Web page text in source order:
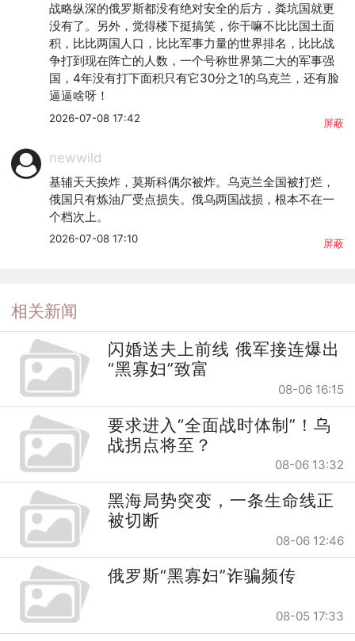
战略纵深的俄罗斯都没有绝对安全的后方，粪坑国就更
没有了。另外，觉得楼下挺搞笑，你干嘛不比比国土面
积，比比两国人口，比比军事力量的世界排名，比比战
争打到现在阵亡的人数，一个号称世界第二大的军事强
国，4年没有打下面积只有它30分之1的乌克兰，还有脸
逼逼啥呀！
2026-07-08 17:42 屏蔽
newwild
基辅天天挨炸，莫斯科偶尔被炸。乌克兰全国被打烂，
俄国只有炼油厂受点损失。俄乌两国战损，根本不在一
个档次上。
2026-07-08 17:10 屏蔽
相关新闻
闪婚送夫上前线 俄军接连爆出
“黑寡妇”致富
08-06 16:15
要求进入“全面战时体制”！乌
战拐点将至？
08-06 13:32
黑海局势突变，一条生命线正
被切断
08-06 12:46
俄罗斯“黑寡妇”诈骗频传
08-05 17:33